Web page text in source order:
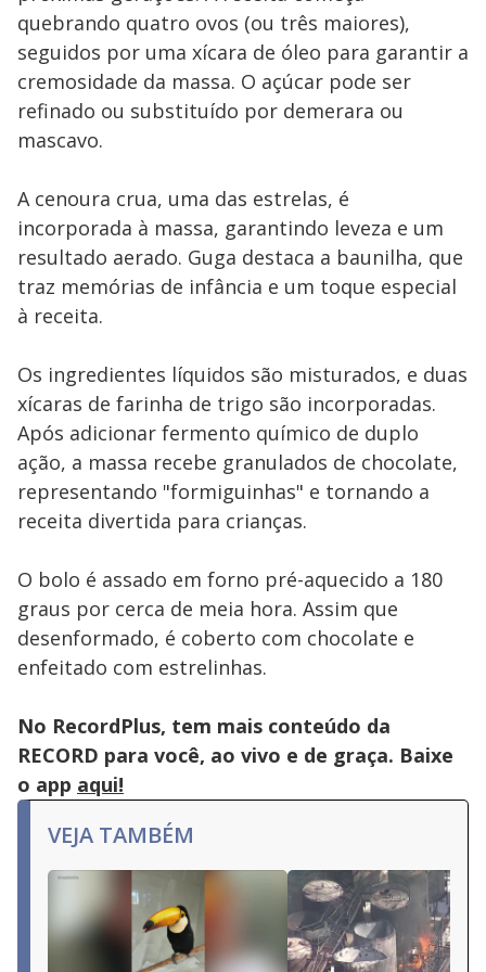
quebrando quatro ovos (ou três maiores),
seguidos por uma xícara de óleo para garantir a
cremosidade da massa. O açúcar pode ser
refinado ou substituído por demerara ou
mascavo.
A cenoura crua, uma das estrelas, é
incorporada à massa, garantindo leveza e um
resultado aerado. Guga destaca a baunilha, que
traz memórias de infância e um toque especial
à receita.
Os ingredientes líquidos são misturados, e duas
xícaras de farinha de trigo são incorporadas.
Após adicionar fermento químico de duplo
ação, a massa recebe granulados de chocolate,
representando "formiguinhas" e tornando a
receita divertida para crianças.
O bolo é assado em forno pré-aquecido a 180
graus por cerca de meia hora. Assim que
desenformado, é coberto com chocolate e
enfeitado com estrelinhas.
No RecordPlus, tem mais conteúdo da
RECORD para você, ao vivo e de graça. Baixe
o app aqui!
VEJA TAMBÉM